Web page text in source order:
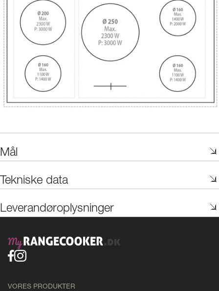
Mål
Tekniske data
Leverandøroplysninger
VORES PRODUKTER